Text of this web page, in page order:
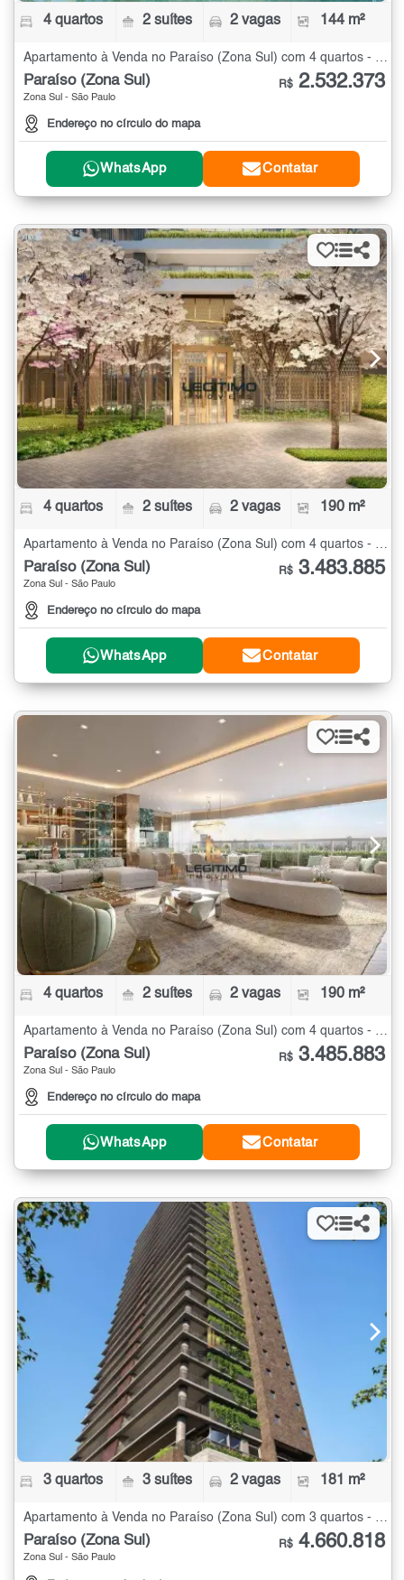
4 quartos 2 suítes 2 vagas 144 m²
Paraíso (Zona Sul)
Zona Sul - São Paulo
Endereço no círculo do mapa
R$ 2.532.373
WhatsApp Contatar
4 quartos 2 suítes 2 vagas 190 m²
Paraíso (Zona Sul)
Zona Sul - São Paulo
Endereço no círculo do mapa
R$ 3.483.885
WhatsApp Contatar
4 quartos 2 suítes 2 vagas 190 m²
Apartamento à Venda no Paraíso (Zona Sul) com 4 quartos - 190 m²
Paraíso (Zona Sul)
Zona Sul - São Paulo
Endereço no círculo do mapa
R$ 3.485.883
WhatsApp Contatar
3 quartos 3 suítes 2 vagas 181 m²
Apartamento à Venda no Paraíso (Zona Sul) com 3 quartos - 181 m²
Paraíso (Zona Sul)
Zona Sul - São Paulo
R$ 4.660.818